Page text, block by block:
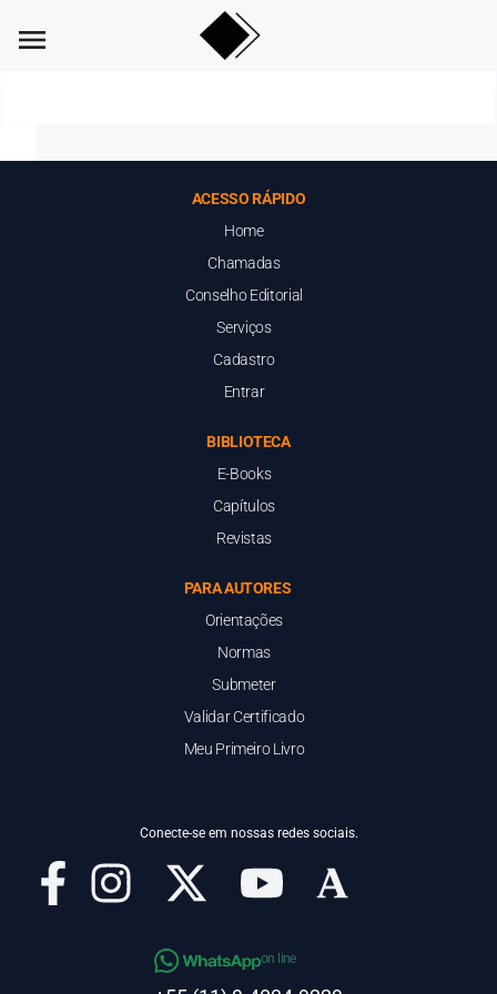
menu
ACESSO RÁPIDO
Home
Chamadas
Conselho Editorial
Serviços
Cadastro
Entrar
BIBLIOTECA
E-Books
Capítulos
Revistas
PARA AUTORES
Orientações
Normas
Submeter
Validar Certificado
Meu Primeiro Livro
Conecte-se em nossas redes sociais.
on line